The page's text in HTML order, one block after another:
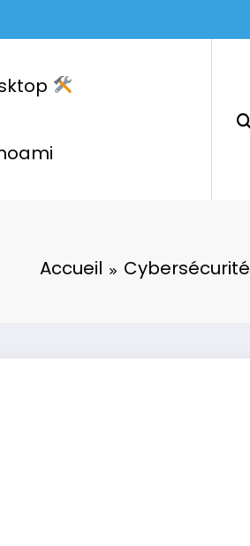
Accueil Cybersécurité